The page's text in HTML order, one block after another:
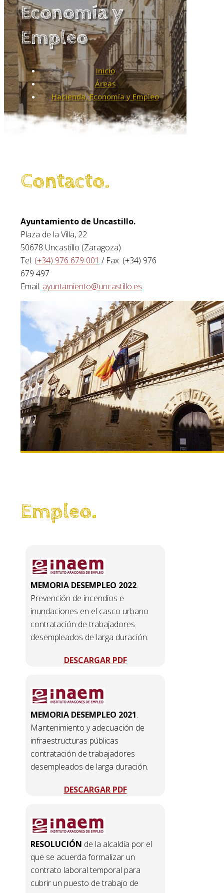
Economía y
Empleo
Inicio
Áreas
Hacienda, Economía y Empleo
Contacto.
Ayuntamiento de Uncastillo.
Plaza de la Villa, 22
50678 Uncastillo (Zaragoza)
Tel. (+34) 976 679 001 / Fax. (+34) 976
679 497
Email. ayuntamiento@uncastillo.es
Empleo.
MEMORIA DESEMPLEO 2022.
Prevención de incendios e
inundaciones en el casco urbano
contratación de trabajadores
desempleados de larga duración.
DESCARGAR PDF
MEMORIA DESEMPLEO 2021.
Mantenimiento y adecuación de
infraestructuras públicas
contratación de trabajadores
desempleados de larga duración.
DESCARGAR PDF
RESOLUCIÓN de la alcaldía por el
que se acuerda formalizar un
contrato laboral temporal para
cubrir un puesto de trabajo de